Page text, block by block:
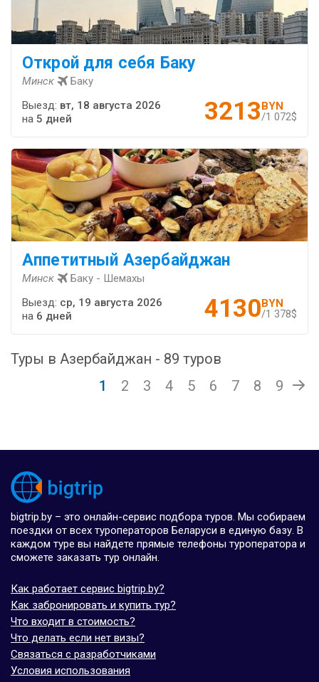
Открой для себя Баку
Минск Баку
3213BYN
/1 072$
Выезд: вт, 18 августа 2026
на 5 дней
Аппетитный Азербайджан
Минск Баку - Шемахы
4130BYN
/1 378$
Выезд: ср, 19 августа 2026
на 6 дней
Туры в Азербайджан - 89 туров
1
2 3 4 5 6 7 8 9
bigtrip.by – это онлайн-сервис подбора туров. Мы собираем
поездки от всех туроператоров Беларуси в единую базу. В
каждом туре вы найдете прямые телефоны туроператора и
сможете заказать тур онлайн.
Как работает сервис bigtrip.by?
Как забронировать и купить тур?
Что входит в стоимость?
Что делать если нет визы?
Связаться с разработчиками
Условия использования